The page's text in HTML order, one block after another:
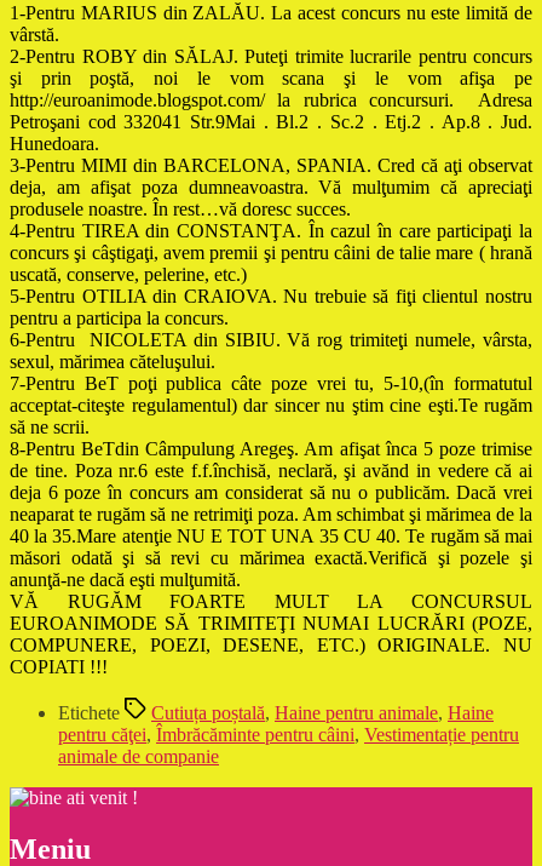
1-Pentru MARIUS din ZALĂU. La acest concurs nu este limită de
vârstă.
2-Pentru ROBY din SĂLAJ. Puteţi trimite lucrarile pentru concurs
şi prin poştă, noi le vom scana şi le vom afişa pe
http://euroanimode.blogspot.com/ la rubrica concursuri. Adresa
Petroşani cod 332041 Str.9Mai . Bl.2 . Sc.2 . Etj.2 . Ap.8 . Jud.
Hunedoara.
3-Pentru MIMI din BARCELONA, SPANIA. Cred că aţi observat
deja, am afişat poza dumneavoastra. Vă mulţumim că apreciaţi
produsele noastre. În rest…vă doresc succes.
4-Pentru TIREA din CONSTANŢA. În cazul în care participaţi la
concurs şi câştigaţi, avem premii şi pentru câini de talie mare ( hrană
uscată, conserve, pelerine, etc.)
5-Pentru OTILIA din CRAIOVA. Nu trebuie să fiţi clientul nostru
pentru a participa la concurs.
6-Pentru NICOLETA din SIBIU. Vă rog trimiteţi numele, vârsta,
sexul, mărimea căteluşului.
7-Pentru BeT poţi publica câte poze vrei tu, 5-10,(în formatutul
acceptat-citeşte regulamentul) dar sincer nu ştim cine eşti.Te rugăm
să ne scrii.
8-Pentru BeTdin Câmpulung Aregeş. Am afişat înca 5 poze trimise
de tine. Poza nr.6 este f.f.închisă, neclară, şi avănd in vedere că ai
deja 6 poze în concurs am considerat să nu o publicăm. Dacă vrei
neaparat te rugăm să ne retrimiţi poza. Am schimbat şi mărimea de la
40 la 35.Mare atenţie NU E TOT UNA 35 CU 40. Te rugăm să mai
măsori odată şi să revi cu mărimea exactă.Verifică şi pozele şi
anunţă-ne dacă eşti mulţumită.
VĂ RUGĂM FOARTE MULT LA CONCURSUL
EUROANIMODE SĂ TRIMITEŢI NUMAI LUCRĂRI (POZE,
COMPUNERE, POEZI, DESENE, ETC.) ORIGINALE. NU
COPIATI !!!
Etichete Cutiuța poștală, Haine pentru animale, Haine
pentru căţei, Îmbrăcăminte pentru câini, Vestimentație pentru
animale de companie
Meniu